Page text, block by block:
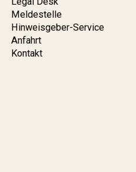
Meldestelle
Hinweisgeber-Service
Anfahrt
Kontakt